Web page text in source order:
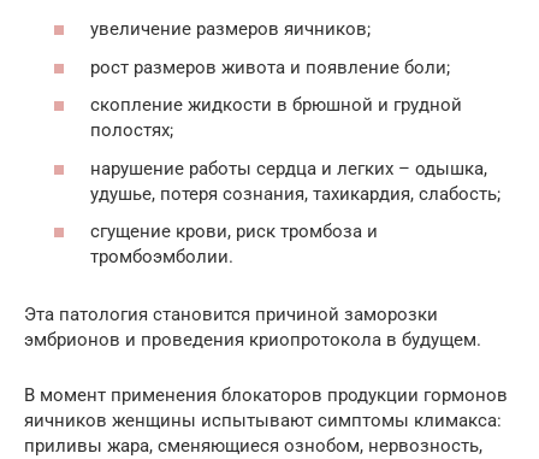
увеличение размеров яичников;
рост размеров живота и появление боли;
скопление жидкости в брюшной и грудной
полостях;
нарушение работы сердца и легких – одышка,
удушье, потеря сознания, тахикардия, слабость;
сгущение крови, риск тромбоза и
тромбоэмболии.
Эта патология становится причиной заморозки
эмбрионов и проведения криопротокола в будущем.
В момент применения блокаторов продукции гормонов
яичников женщины испытывают симптомы климакса:
приливы жара, сменяющиеся ознобом, нервозность,